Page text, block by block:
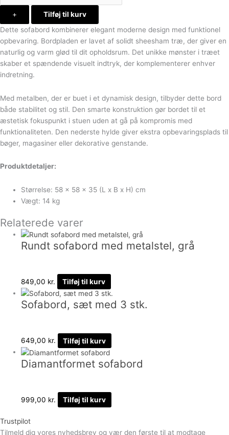
+
Tilføj til kurv
Dette sofabord kombinerer elegant moderne design med funktionel
opbevaring. Bordpladen er lavet af solidt sheesham træ, der giver en
naturlig og varm glød til dit opholdsrum. Det unikke mønster i træet
skaber et spændende visuelt indtryk, der komplementerer enhver
indretning.
Med metalben, der er buet i et dynamisk design, tilbyder dette bord
både stabilitet og stil. Den smarte konstruktion gør bordet til et
æstetisk fokuspunkt i stuen uden at gå på kompromis med
funktionaliteten. Den nederste hylde giver ekstra opbevaringsplads til
bøger, magasiner eller dekorative genstande.
Produktdetaljer:
Størrelse: 58 x 58 x 35 (L x B x H) cm
Vægt: 14 kg
Relaterede varer
Rundt sofabord med metalstel, grå
849,00 kr. Tilføj til kurv
Sofabord, sæt med 3 stk.
649,00 kr. Tilføj til kurv
Diamantformet sofabord
999,00 kr. Tilføj til kurv
Trustpilot
Tilmeld dig vores nyhedsbrev og vær den første til at modtage